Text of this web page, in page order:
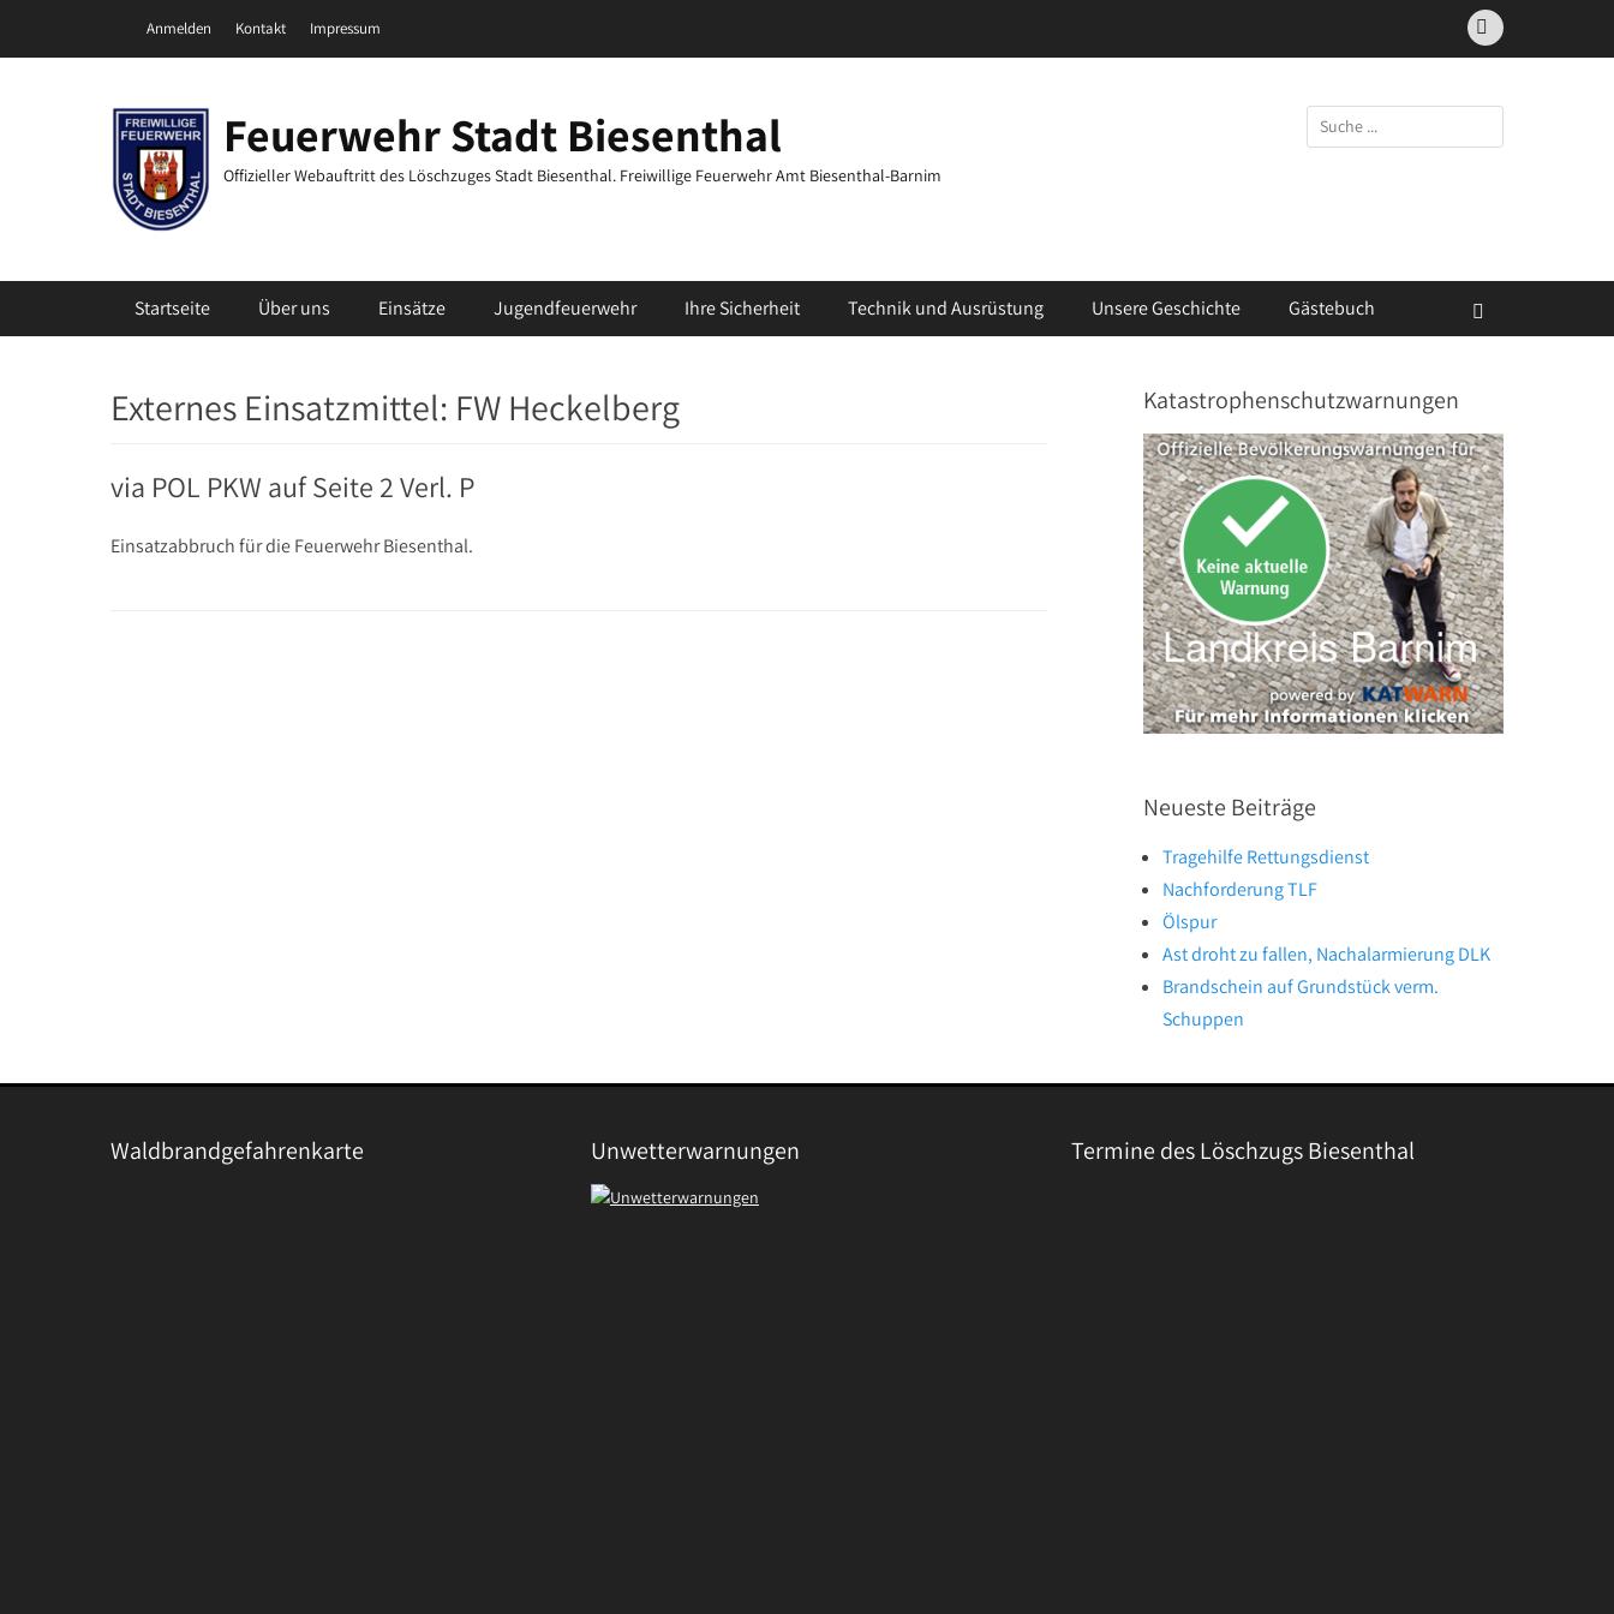
Header Top Menu
Anmelden Kontakt Impressum Facebook
Feuerwehr Stadt Biesenthal
Offizieller Webauftritt des Löschzuges Stadt Biesenthal. Freiwillige Feuerwehr Amt Biesenthal-Barnim
Suchen
nach:
Primäres Menü
Startseite Über uns Einsätze Jugendfeuerwehr Ihre Sicherheit Technik und Ausrüstung Unsere Geschichte Gästebuch
Externes Einsatzmittel: FW Heckelberg
via POL PKW auf Seite 2 Verl. P
Einsatzabbruch für die Feuerwehr Biesenthal.
Katastrophenschutzwarnungen
Neueste Beiträge
Tragehilfe Rettungsdienst
Nachforderung TLF
Ölspur
Ast droht zu fallen, Nachalarmierung DLK
Brandschein auf Grundstück verm.
Schuppen
Waldbrandgefahrenkarte Unwetterwarnungen Termine des Löschzugs Biesenthal